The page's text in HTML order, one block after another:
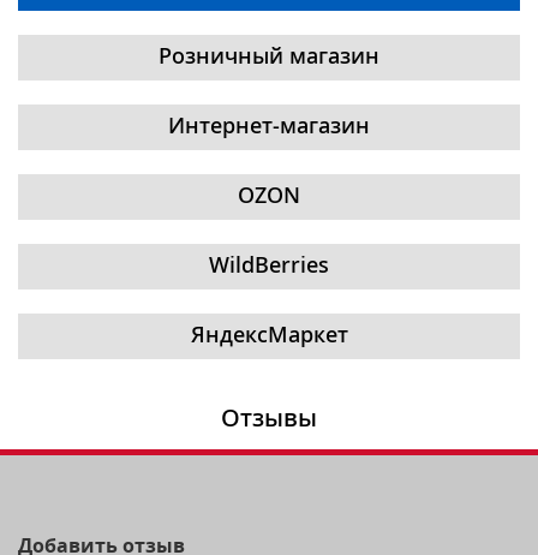
Розничный магазин
Интернет-магазин
OZON
WildBerries
ЯндексМаркет
Отзывы
Добавить отзыв